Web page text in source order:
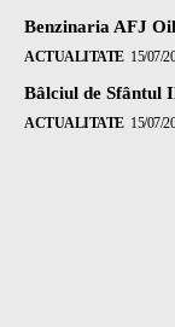
Benzinaria AFJ
ACTUALITATE 15/07/
Bâlciul de Sfântul
ACTUALITATE 15/07/